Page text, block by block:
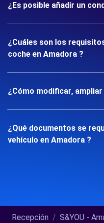
¿Es posible añadir un
¿Cuáles son los
coche en Amadora ?
¿Cómo modificar,
¿Qué documentos se
vehículo en Amadora ?
Recepción S&YOU -